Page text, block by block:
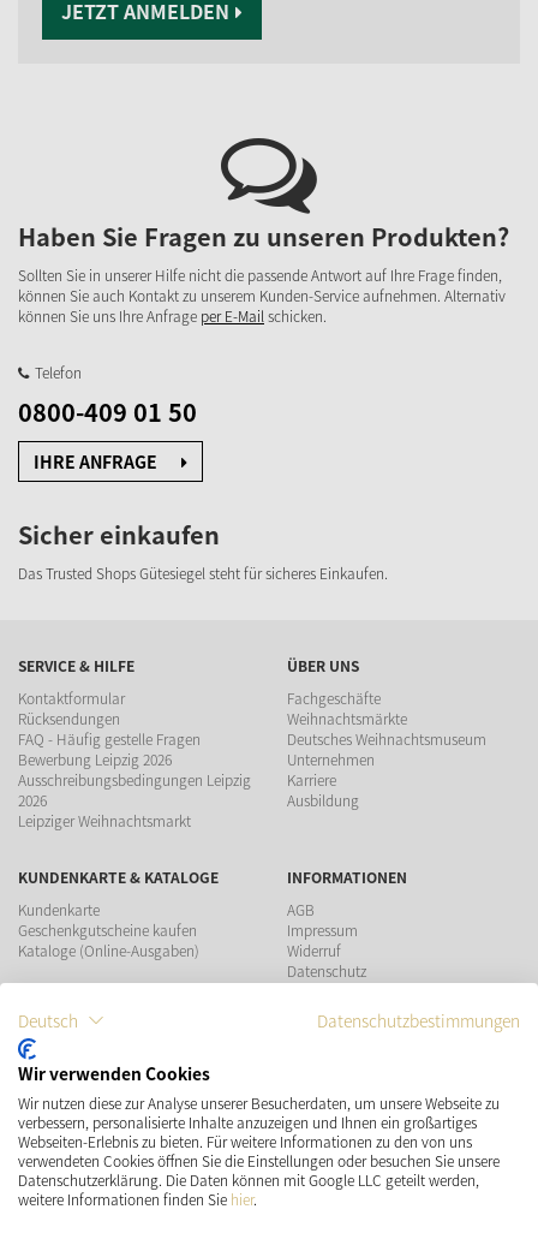
JETZT ANMELDEN
Haben Sie Fragen zu unseren Produkten?
Sollten Sie in unserer Hilfe nicht die passende Antwort auf Ihre Frage finden,
können Sie auch Kontakt zu unserem Kunden-Service aufnehmen. Alternativ
können Sie uns Ihre Anfrage per E-Mailschicken.
Telefon
0800-409 01 50
IHRE ANFRAGE
Sicher einkaufen
Das Trusted Shops Gütesiegel steht für sicheres Einkaufen.
SERVICE & HILFE
Kontaktformular
Rücksendungen
FAQ - Häufig gestelle Fragen
Bewerbung Leipzig 2026
Ausschreibungsbedingungen Leipzig
2026
Leipziger Weihnachtsmarkt
ÜBER UNS
Fachgeschäfte
Weihnachtsmärkte
Deutsches Weihnachtsmuseum
Unternehmen
Karriere
Ausbildung
KUNDENKARTE & KATALOGE
Kundenkarte
Geschenkgutscheine kaufen
Kataloge (Online-Ausgaben)
INFORMATIONEN
AGB
Impressum
Widerruf
Datenschutz
ZAHLUNGSMÖGLICHKEITEN
VERSAND SOCIAL MEDIA
Deutsch Datenschutzbestimmungen
Wir verwenden Cookies
Wir nutzen diese zur Analyse unserer Besucherdaten, um unsere Webseite zu
verbessern, personalisierte Inhalte anzuzeigen und Ihnen ein großartiges
Webseiten-Erlebnis zu bieten. Für weitere Informationen zu den von uns
verwendeten Cookies öffnen Sie die Einstellungen oder besuchen Sie unsere
Datenschutzerklärung. Die Daten können mit Google LLC geteilt werden,
weitere Informationen finden Sie hier.